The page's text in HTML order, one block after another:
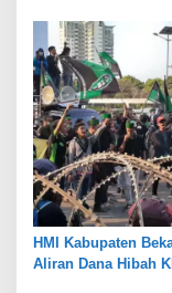
Pendampingan
HMI Kabupaten
Aliran Dana Hibah